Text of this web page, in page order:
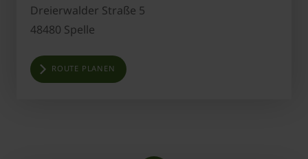
Dreierwalder Straße 5
48480 Spelle
ROUTE PLANEN